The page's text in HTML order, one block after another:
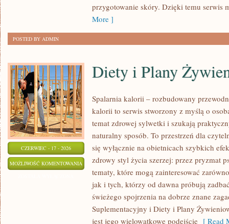
przygotowanie skóry. Dzięki temu serwis
More ]
POSTED BY ADMIN
CZERWIEC - 17 - 2026
MOŻLIWOŚĆ KOMENTOWANIA DIETY
PLANY
ŻYWIENIOWE
Diety i Plany
Spalarnia kalorii – rozbudowany
kalorii to serwis stworzony z myślą o
temat zdrowej sylwetki i szukają
naturalny sposób. To przestrzeń dla
się wyłącznie na obietnicach szybkich
zdrowy styl życia szerzej: przez pryzmat
tematy, które mogą zainteresować
jak i tych, którzy od dawna próbują
świeżego spojrzenia na dobrze znane
Suplementacyjny i Diety i Plany
jest jego wielowątkowe podejście [ Read